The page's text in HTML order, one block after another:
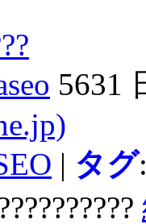
5631
| タグ